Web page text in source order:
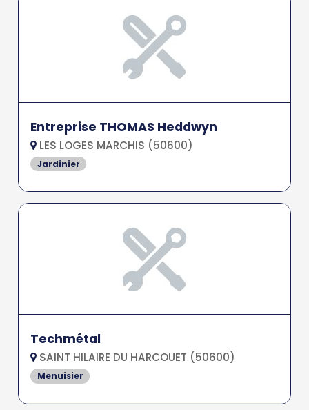
Entreprise THOMAS Heddwyn
LES LOGES MARCHIS (50600)
Jardinier
Techmétal
SAINT HILAIRE DU HARCOUET (50600)
Menuisier